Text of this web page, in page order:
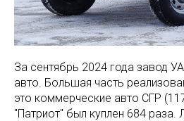
За сентябрь 2024 года завод
авто. Большая часть
это коммерческие авто СГР
"Патриот" был куплен 684 раза.